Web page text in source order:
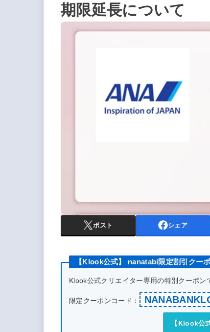
期限延長について
ポスト シェア
【Klook公式】 nanatabi限定割引クー
Klook公式クリエイター専用の特別クーポン
限定クーポンコード：
【Klook公